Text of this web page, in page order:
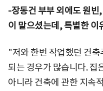
-장동건 부부 외에도 원빈
이 맡으셨는데, 특별한 이
"저와 한번 작업했던 건축
되는 경우가 많습니다. 집
아니라 건축에 관한 지속